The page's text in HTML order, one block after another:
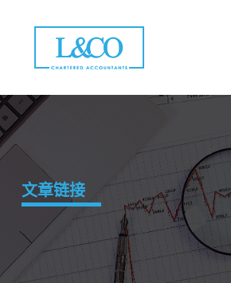
文章链接